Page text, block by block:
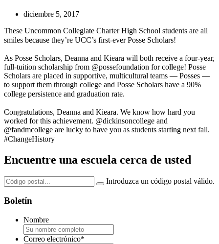
diciembre 5, 2017
These Uncommon Collegiate Charter High School students are all
smiles because they’re UCC’s first-ever Posse Scholars!⠀
As Posse Scholars, Deanna and Kieara will both receive a four-year,
full-tuition scholarship from @possefoundation for college! Posse
Scholars are placed in supportive, multicultural teams — Posses —
to support them through college and Posse Scholars have a 90%
college persistence and graduation rate.⠀
Congratulations, Deanna and Kieara. We know how hard you
worked for this achievement. @dickinsoncollege and
@fandmcollege are lucky to have you as students starting next fall.
#ChangeHistory ⠀
Encuentre una escuela cerca de usted
Introduzca un código postal válido.
Boletín
Nombre
Correo electrónico*